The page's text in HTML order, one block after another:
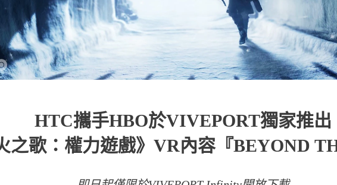
HTC攜手HBO於VIVEPORT獨家推出
之歌：權力遊戲》VR內容『BEYOND